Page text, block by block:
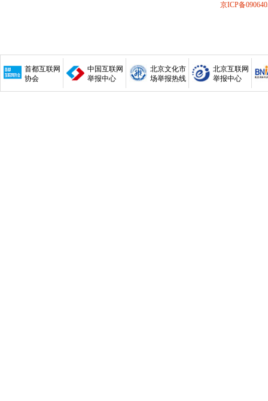
京ICP备
首都互联网
协会
中国互联网
举报中心
北京文化市
场举报热线
北京互联网
举报中心